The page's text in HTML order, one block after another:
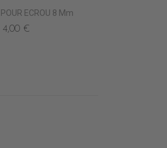
ECROU 8 Mm
4,00 €